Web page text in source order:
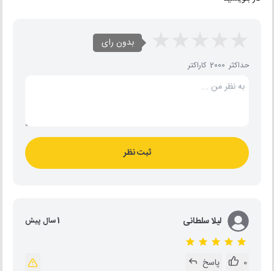
بدون رای
حداکثر 2000 کاراکتر
ثبت نظر
لیلا سلطانی 1 سال پیش
0 پاسخ